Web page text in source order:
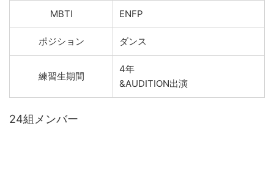
MBTI ENFP
ポジション ダンス
練習生期間
4年
&AUDITION出演
24組メンバー